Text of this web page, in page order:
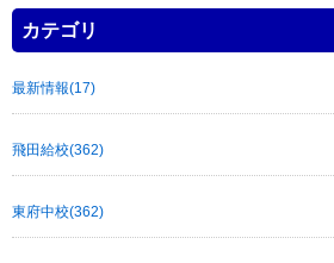
カテゴリ
最新情報(17)
飛田給校(362)
東府中校(362)